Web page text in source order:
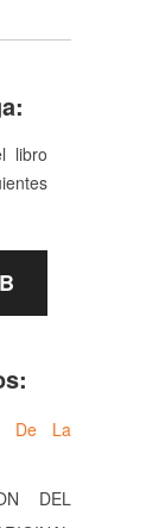
libro
De La
DEL